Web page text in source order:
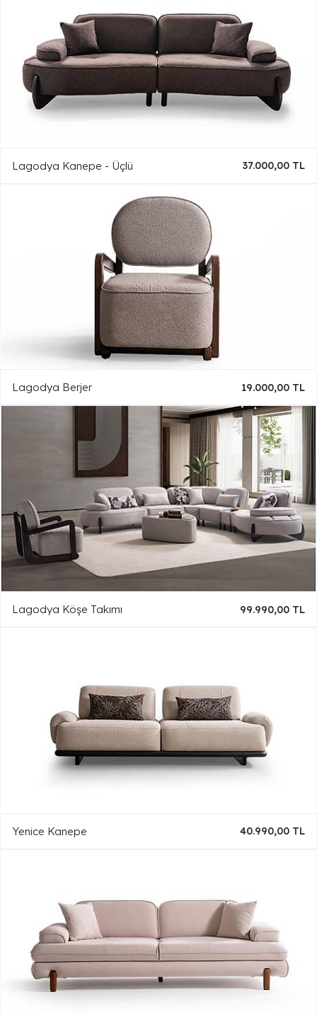
Lagodya Kanepe - Üçlü 37.000,00 TL
Lagodya Berjer 19.000,00 TL
Lagodya Köşe Takımı 99.990,00 TL
Yenice Kanepe 40.990,00 TL